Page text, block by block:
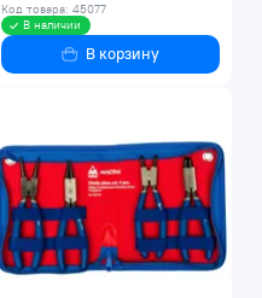
Код товара: 45077
В наличии
В корзину